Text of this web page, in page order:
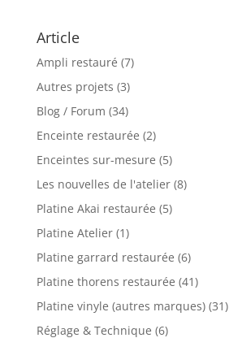
Article
Ampli restauré (7)
Autres projets (3)
Blog / Forum (34)
Enceinte restaurée (2)
Enceintes sur-mesure (5)
Les nouvelles de l'atelier(8)
Platine Akai restaurée (5)
Platine Atelier(1)
Platine garrard restaurée (6)
Platine thorens restaurée (41)
Platine vinyle (autres marques)(31)
Réglage & Technique (6)